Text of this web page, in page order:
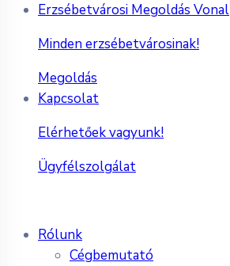
Erzsébetvárosi Megoldás Vonal
Minden erzsébetvárosinak!
Megoldás
Kapcsolat
Elérhetőek vagyunk!
Ügyfélszolgálat
Rólunk
Cégbemutató